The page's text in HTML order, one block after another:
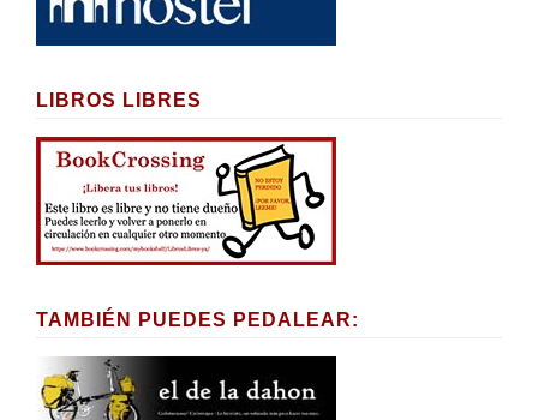
LIBROS LIBRES
TAMBIÉN PUEDES PEDALEAR: